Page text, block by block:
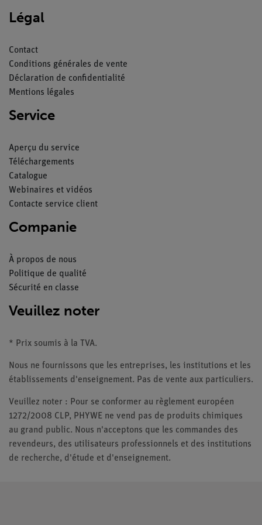
Légal
Contact
Conditions générales de vente
Déclaration de confidentialité
Mentions légales
Service
Aperçu du service
Téléchargements
Catalogue
Webinaires et vidéos
Contacte service client
Companie
À propos de nous
Politique de qualité
Sécurité en classe
Veuillez noter
* Prix soumis à la TVA.
Nous ne fournissons que les entreprises, les institutions et les
établissements d'enseignement. Pas de vente aux particuliers.
Veuillez noter : Pour se conformer au règlement européen
1272/2008 CLP, PHYWE ne vend pas de produits chimiques
au grand public. Nous n'acceptons que les commandes des
revendeurs, des utilisateurs professionnels et des institutions
de recherche, d'étude et d'enseignement.